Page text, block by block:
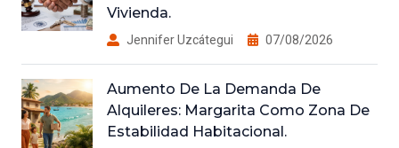
Vivienda.
Jennifer Uzcátegui 07/08/2026
Aumento De La Demanda De
Alquileres: Margarita Como Zona De
Estabilidad Habitacional.